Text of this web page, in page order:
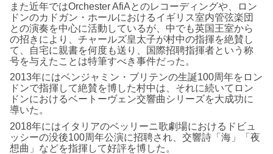
また近年ではOrchester AfiAとのレコーディングや、ロン
ドンのカドガン・ホールにおけるイギリス室内管弦楽団
との演奏を中心に活動しているが、中でも英国王室から
の招きにより、チャールズ皇太子が村中の指揮を絶賛し
て、自宅に親書を何度も送り、国際招聘指揮者という称
号を与えたことは特筆すべき事件だった。
2013年にはベンジャミン・ブリテンの生誕100周年をロン
ドンで指揮して絶賛を博した村中は、それに続いてロン
ドンにおけるベートーヴェン交響曲シリーズを大成功に
導いた。
2018年にはイタリアのベッリーニ歌劇場におけるドビュ
ッシーの没後100周年公演に招聘され、交響詩「海」「夜
想曲」などを指揮して好評を博した。